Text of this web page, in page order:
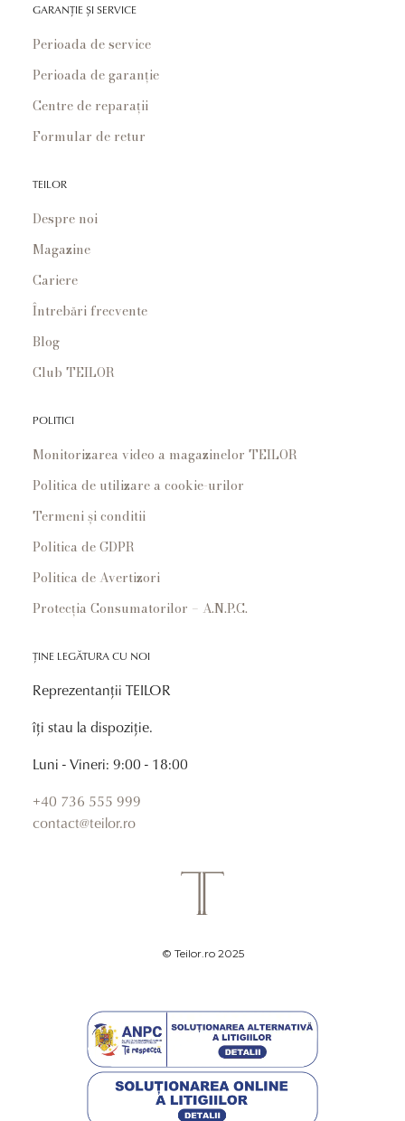
GARANȚIE ȘI SERVICE
Perioada de service
Perioada de garanție
Centre de reparații
Formular de retur
TEILOR
Despre noi
Magazine
Cariere
Întrebări frecvente
Blog
Club TEILOR
POLITICI
Monitorizarea video a magazinelor TEILOR
Politica de utilizare a cookie-urilor
Termeni și conditii
Politica de GDPR
Politica de Avertizori
Protecția Consumatorilor – A.N.P.C.
ȚINE LEGĂTURA CU NOI
Reprezentanții TEILOR
îți stau la dispoziție.
Luni - Vineri: 9:00 - 18:00
+40 736 555 999
contact@teilor.ro
© Teilor.ro 2025